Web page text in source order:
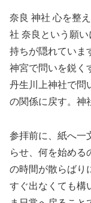
奈良 神社 心を整
社 奈良という願
持ちが隠れていま
神宮で問いを鋭く
丹生川上神社で問
の関係に戻す。神
参拝前に、紙へ一
らせ、何を始める
の時間が散らばり
すぐ出なくても構